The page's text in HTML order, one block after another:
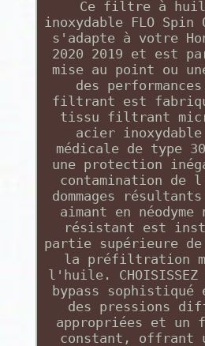
Ce filtre à
inoxydable FLO Spin
s'adapte à votre
2020 2019 et est
mise au point ou
des
filtrant est
tissu filtrant
acier
médicale de type
une protection
contamination
dommages
aimant en
résistant est
partie supérieure
la préfiltration
l'huile. CHOISISSEZ
bypass sophistiqué
des pressions
appropriées et un
constant, offrant